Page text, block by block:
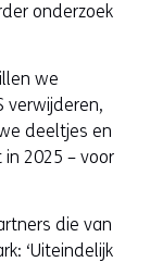
onderzoek
we
verwijderen,
deeltjes en
in 2025 – voor
die van
‘Uiteindelijk